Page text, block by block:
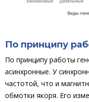
По принципу
По принципу работы
асинхронные. У
частотой, что и
обмотки якоря. Его